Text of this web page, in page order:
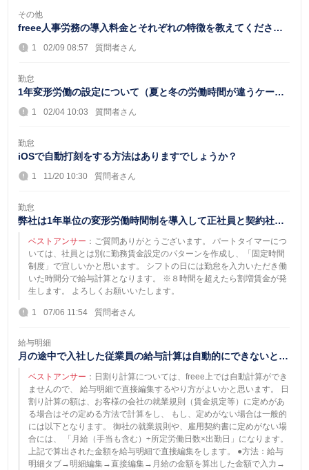
その他
freee人事労務の導入料金とそれぞれの特徴を教えてくださ
い。1 02/09 08:57 質問者さん
勤怠
1年変形労働の設定について（夏と冬の労働時間が違うケー
ス）は「勤怠賃金設定」を①夏ver②冬verの２つつ...
1 02/04 10:03 質問者さん
勤怠
iOSで自動打刻をする方法はありますでしょうか？
1 11/20 10:30 質問者さん
勤怠
弊社は1年単位の変形労働時間制を導入して正社員と契約社員
は年間休日96日になっていますが、パートは週...
ベストアンサー ：ご質問ありがとうございます。 パートタイマーにつ
いては、社員とは別に勤務賃金設定のパターンを作成し、「固定時間
制度」で宜しいかと思います。 シフトの日には勤怠を入力いただき働
いた時間分で給与計算となります。 ※８時間を超えたら割増賃金が発
生します。 よろしくお願いいたします。
1 07/06 11:54 質問者さん
給与明細
月の途中で入社した従業員の給与計算は自動的にできないと思
うのですが、 どのようにすれば良いのでし...
ベストアンサー ：日割り計算については、freee上では自動計算ができ
ませんので、 給与明細で直接編集するやり方がよいかと思います。 日
割り計算の額は、お客様の会社の就業規則（賃金規定等）に定めがあ
る場合はその定める方法で計算をし、 もし、定めがない場合は一般的
には以下となります。 御社の就業規則や、雇用契約書に定めがない場
合には、 「月給（手当も含む）÷所定労働日数×出勤日」になります。
上記で算出された金額を給与明細で直接編集をします。 ●方法：給与
明細タブ→明細編集→直接編集→月給の金額を算出した金額で入力→